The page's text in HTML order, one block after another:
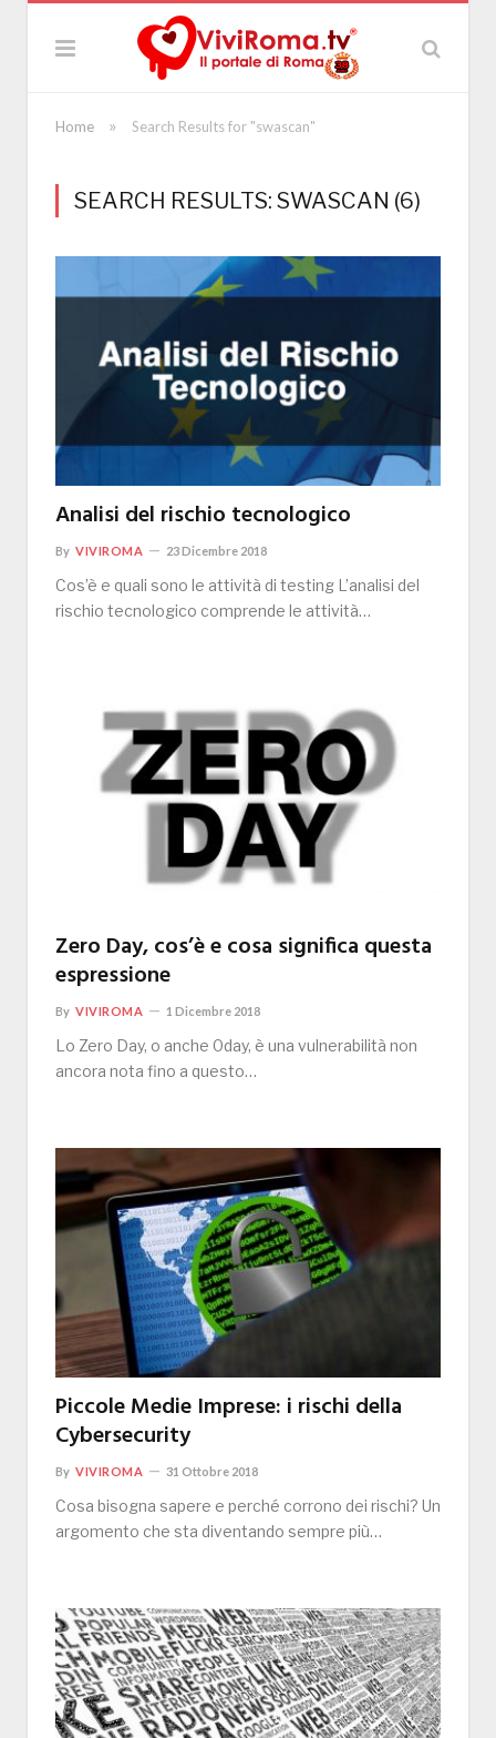
Home » Search Results for "swascan"
SEARCH RESULTS: SWASCAN (6)
Analisi del rischio tecnologico
By VIVIROMA 23 Dicembre 2018
Cos’è e quali sono le attività di testing L’analisi del
rischio tecnologico comprende le attività…
Zero Day, cos’è e cosa significa questa
espressione
By VIVIROMA 1 Dicembre 2018
Lo Zero Day, o anche 0day, è una vulnerabilità non
ancora nota fino a questo…
Piccole Medie Imprese: i rischi della
Cybersecurity
By VIVIROMA 31 Ottobre 2018
Cosa bisogna sapere e perché corrono dei rischi? Un
argomento che sta diventando sempre più…